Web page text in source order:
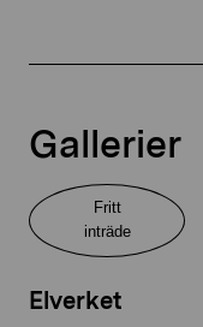
Gallerier
Fritt
inträde
Elverket